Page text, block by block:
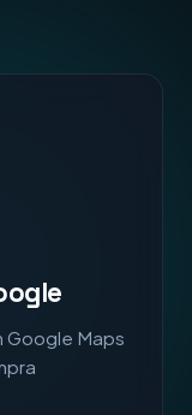
Google Maps